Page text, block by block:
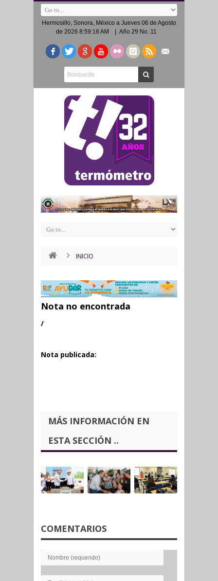
Hermosillo, Sonora, México a Jueves 06 de Agosto
de 2026 8:59:16 AM
| Año 29 No. 11
INICIO
Nota no encontrada
/
Nota publicada:
MÁS INFORMACIÓN EN
ESTA SECCIÓN ..
COMENTARIOS